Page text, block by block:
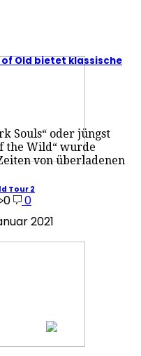
Tour 2
2021
of Old bietet klassische
Souls“ oder jüngst
the Wild“ wurde
von überladenen
0
0